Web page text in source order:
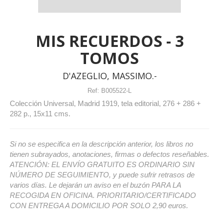
MIS RECUERDOS - 3
TOMOS
D'AZEGLIO, MASSIMO.-
Ref: B005522-L
Colección Universal, Madrid 1919, tela editorial, 276 + 286 +
282 p., 15x11 cms.
Si no se especifica en la descripción anterior, los libros no
tienen subrayados, anotaciones, firmas o defectos reseñables.
ATENCIÓN: EL ENVÍO GRATUITO ES ORDINARIO SIN
NÚMERO DE SEGUIMIENTO, y puede sufrir retrasos de
varios días. Le dejarán un aviso en el buzón PARA LA
RECOGIDA EN OFICINA. PRIORITARIO/CERTIFICADO
CON ENTREGA A DOMICILIO POR SOLO 2,90 euros.